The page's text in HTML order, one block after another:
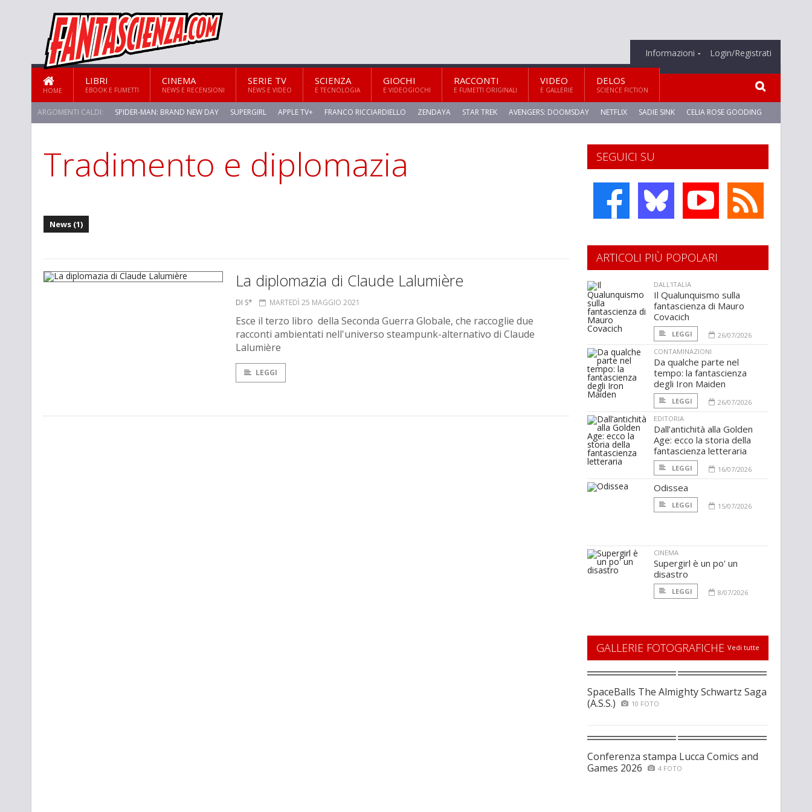
Informazioni Login/Registrati
HOME
LIBRI
EBOOK E FUMETTI
CINEMA
NEWS E RECENSIONI
SERIE TV
NEWS E VIDEO
SCIENZA
E TECNOLOGIA
GIOCHI
E VIDEOGIOCHI
RACCONTI
E FUMETTI ORIGINALI
VIDEO
E GALLERIE
DELOS
SCIENCE FICTION
ARGOMENTI CALDI: SPIDER-MAN: BRAND NEW DAY SUPERGIRL APPLE TV+ FRANCO RICCIARDIELLO ZENDAYA STAR TREK AVENGERS: DOOMSDAY NETFLIX SADIE SINK CELIA ROSE GOODING
Tradimento e diplomazia
News (1)
La diplomazia di Claude Lalumière
DI S* MARTEDÌ 25 MAGGIO 2021
Esce il terzo libro della Seconda Guerra Globale, che raccoglie due
racconti ambientati nell'universo steampunk-alternativo di Claude
Lalumière
LEGGI
SEGUICI SU
ARTICOLI PIÙ POPOLARI
DALL'ITALIA
Il Qualunquismo sulla
fantascienza di Mauro
Covacich
LEGGI
26/07/2026
CONTAMINAZIONI
Da qualche parte nel
tempo: la fantascienza
degli Iron Maiden
LEGGI
26/07/2026
EDITORIA
Dall’antichità alla Golden
Age: ecco la storia della
fantascienza letteraria
LEGGI 16/07/2026
Odissea
LEGGI 15/07/2026
CINEMA
Supergirl è un po' un
disastro
LEGGI 8/07/2026
GALLERIE FOTOGRAFICHE Vedi tutte
SpaceBalls The Almighty Schwartz Saga
(A.S.S.)
10 FOTO
Conferenza stampa Lucca Comics and
Games 2026
4 FOTO